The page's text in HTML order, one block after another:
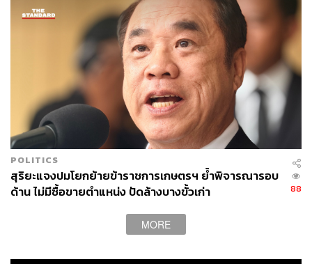
POLITICS
สุริยะแจงปมโยกย้ายข้าราชการเกษตรฯ ย้ำพิจารณารอบ
ด้าน ไม่มีซื้อขายตำแหน่ง ปัดล้างบางขั้วเก่า
88
MORE